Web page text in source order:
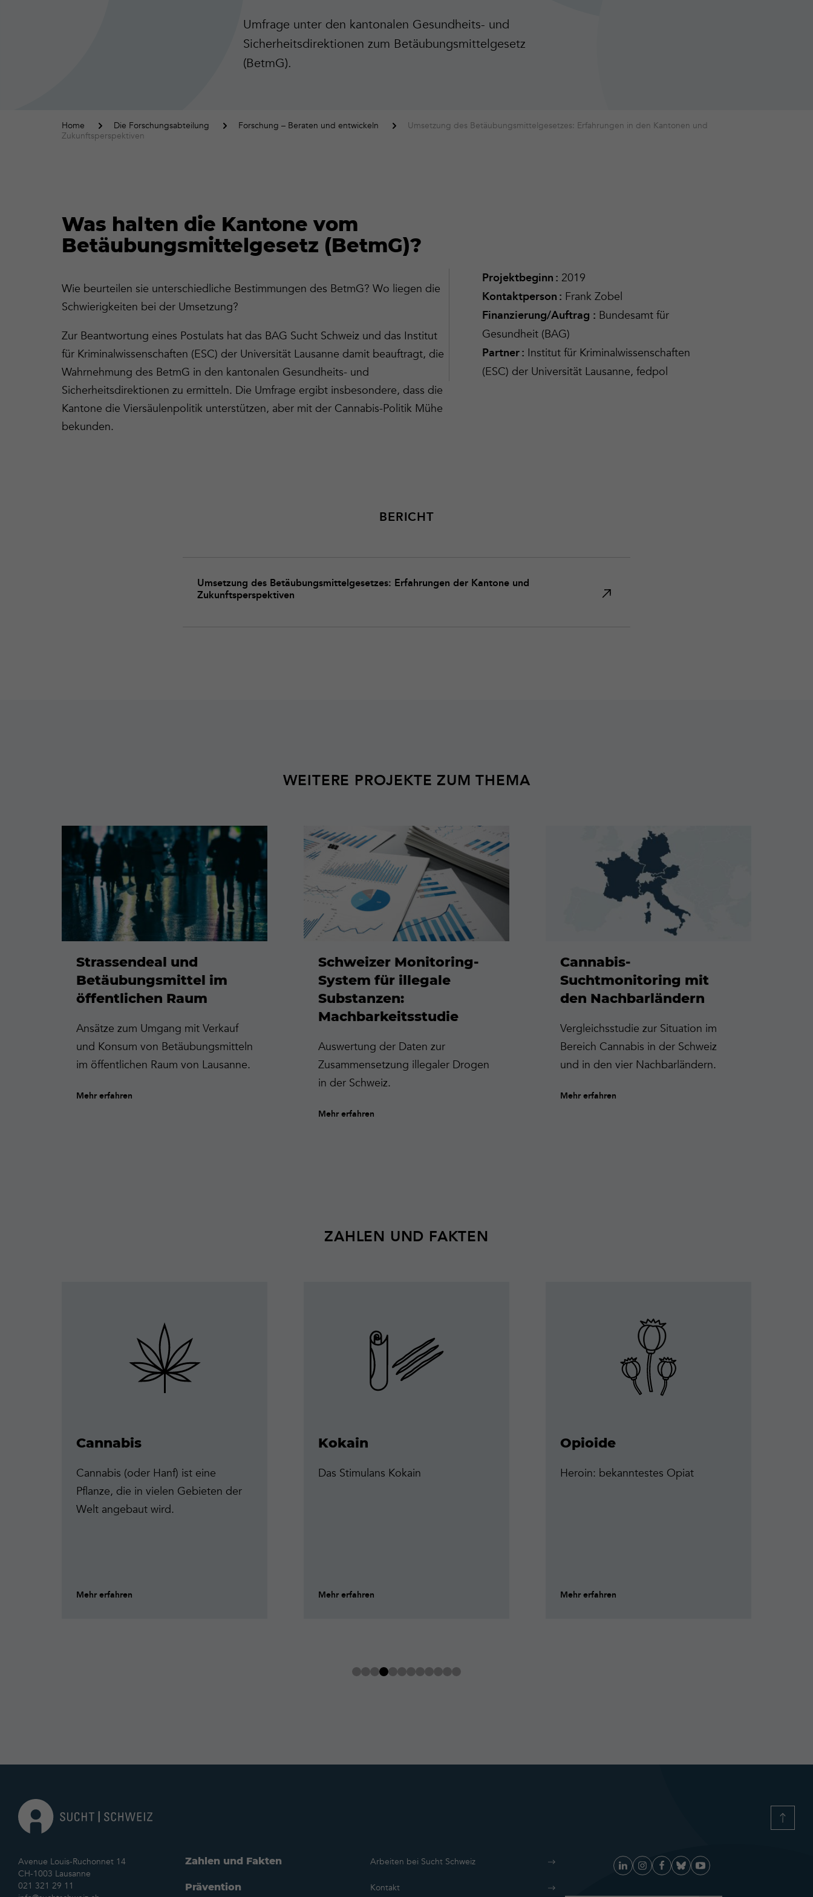
Umfrage unter den kantonalen Gesundheits- und
Sicherheitsdirektionen zum Betäubungsmittelgesetz
(BetmG).
Home Die Forschungsabteilung Forschung – Beraten und entwickeln
Umsetzung des Betäubungsmittelgesetzes: Erfahrungen in den Kantonen und
Zukunftsperspektiven
Was halten die Kantone vom
Betäubungsmittelgesetz (BetmG)?
Wie beurteilen sie unterschiedliche Bestimmungen des BetmG? Wo liegen die
Schwierigkeiten bei der Umsetzung?
Zur Beantwortung eines Postulats hat das BAG Sucht Schweiz und das Institut
für Kriminalwissenschaften (ESC) der Universität Lausanne damit beauftragt, die
Wahrnehmung des BetmG in den kantonalen Gesundheits- und
Sicherheitsdirektionen zu ermitteln. Die Umfrage ergibt insbesondere, dass die
Kantone die Viersäulenpolitik unterstützen, aber mit der Cannabis-Politik Mühe
bekunden.
Projektbeginn : 2019
Kontaktperson : Frank Zobel
Finanzierung/Auftrag : Bundesamt für
Gesundheit (BAG)
Partner : Institut für Kriminalwissenschaften
(ESC) der Universität Lausanne, fedpol
BERICHT
Umsetzung des Betäubungsmittelgesetzes: Erfahrungen der Kantone und
Zukunftsperspektiven
WEITERE PROJEKTE ZUM THEMA
Strassendeal und
Betäubungsmittel im
öffentlichen Raum
Ansätze zum Umgang mit Verkauf
und Konsum von Betäubungsmitteln
im öffentlichen Raum von Lausanne.
Mehr
erfahren
Mehr erfahren
Schweizer Monitoring-
System für illegale
Substanzen:
Machbarkeitsstudie
Auswertung der Daten zur
Zusammensetzung illegaler Drogen
in der Schweiz.
Mehr
erfahren
Mehr erfahren
Cannabis-
Suchtmonitoring mit
den Nachbarländern
Vergleichsstudie zur Situation im
Bereich Cannabis in der Schweiz
und in den vier Nachbarländern.
Mehr erfahren
ZAHLEN UND FAKTEN
Cannabis
Cannabis (oder Hanf) ist eine
Pflanze, die in vielen Gebieten der
Welt angebaut wird.
Mehr erfahren
Kokain
Das Stimulans Kokain
Mehr erfahren
Opioide
Heroin: bekanntestes Opiat
Mehr erfahren
Avenue Louis-Ruchonnet 14
CH-1003 Lausanne
021 321 29 11
Zahlen und Fakten Arbeiten bei Sucht Schweiz
Prävention Kontakt